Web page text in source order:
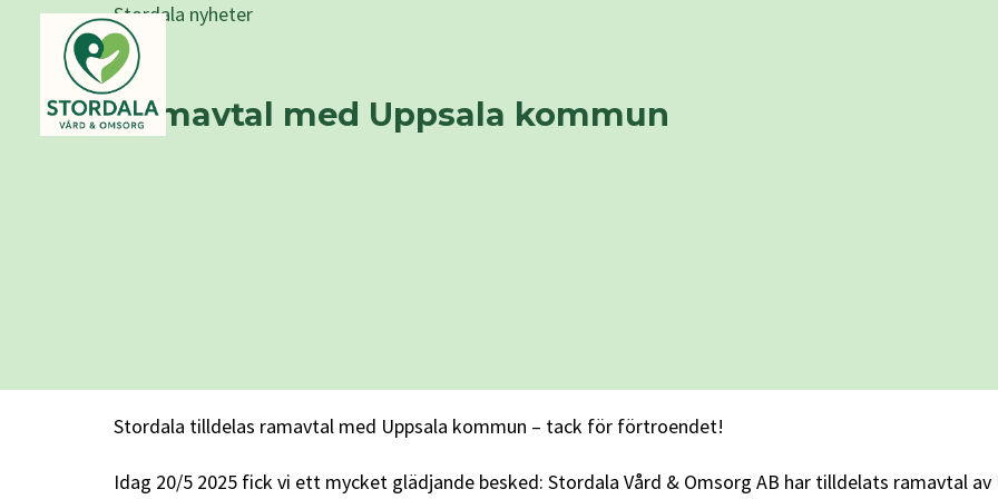
Stordala nyheter
Ramavtal med Uppsala kommun
Stordala tilldelas ramavtal med Uppsala kommun – tack för förtroendet!
Idag 20/5 2025 fick vi ett mycket glädjande besked: Stordala Vård & Omsorg AB har tilldelats ramavtal